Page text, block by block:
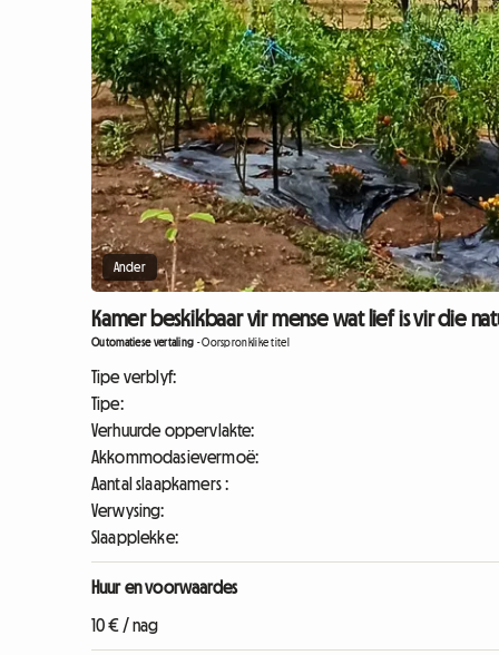
Ander
Kamer beskikbaar vir mense wat lief is vir die
Outomatiese vertaling -Oorspronklike titel
Tipe verblyf:
Tipe:
Verhuurde oppervlakte:
Akkommodasievermoë:
Aantal slaapkamers :
Verwysing:
Slaapplekke:
Huur en voorwaardes
10 € / nag